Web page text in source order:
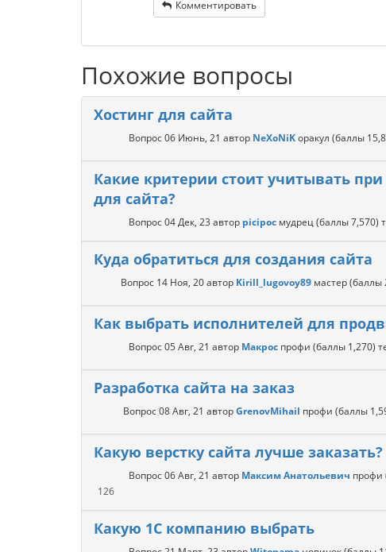
Комментировать
Похожие вопросы
Хостинг для сайта
Вопрос06 Июнь, 21 автор NeXoNiKоракул (баллы
Какие критерии стоит учитывать при
для сайта?
Вопрос04 Дек, 23 автор picipoc мудрец(баллы7,570)
Куда обратиться для создания сайта
Вопрос 14 Ноя, 20автор Kirill_lugovoy89 мастер(баллы
Как выбрать исполнителей для
Вопрос05 Авг, 21 автор Макрос профи (баллы 1,270)
Разработка сайта на заказ
Вопрос08 Авг, 21 авторGrenovMihail профи (баллы
Какую верстку сайта лучше
Вопрос06 Авг, 21 автор Максим Анатольевич профи
126
Какую 1С компанию выбрать